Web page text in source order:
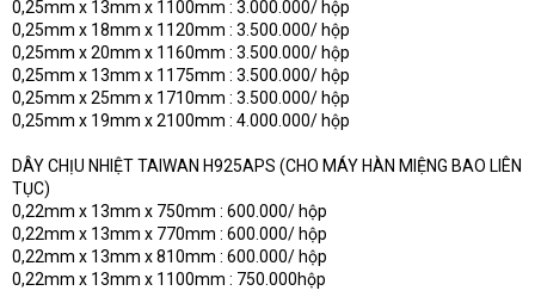
0,25mm x 13mm x 1100mm : 3.000.000/ hộp
0,25mm x 18mm x 1120mm : 3.500.000/ hộp
0,25mm x 20mm x 1160mm : 3.500.000/ hộp
0,25mm x 13mm x 1175mm : 3.500.000/ hộp
0,25mm x 25mm x 1710mm : 3.500.000/ hộp
0,25mm x 19mm x 2100mm : 4.000.000/ hộp
DÂY CHỊU NHIỆT TAIWAN H925APS (CHO MÁY HÀN MIỆNG BAO LIÊN
TỤC)
0,22mm x 13mm x 750mm : 600.000/ hộp
0,22mm x 13mm x 770mm : 600.000/ hộp
0,22mm x 13mm x 810mm : 600.000/ hộp
0,22mm x 13mm x 1100mm : 750.000hộp